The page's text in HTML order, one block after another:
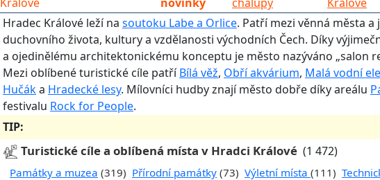
Hradec Králové leží na soutoku Labe a Orlice. Patří mezi věnná města a
duchovního života, kultury a vzdělanosti východních Čech. Díky
a ojedinělému architektonickému konceptu je město nazýváno „salon
Mezi oblíbené turistické cíle patříBílá věž, Obří akvárium, Malá vodní
Hučáka Hradecké lesy. Mílovníci hudby znají město dobře díky areálu
festivalu Rock for People.
TIP:
Turistické cíle a oblíbená místa v Hradci Králové (1 472)
Památky a muzea (319) Přírodní památky (73) Výletní místa (111)